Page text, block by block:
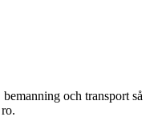
och transport så